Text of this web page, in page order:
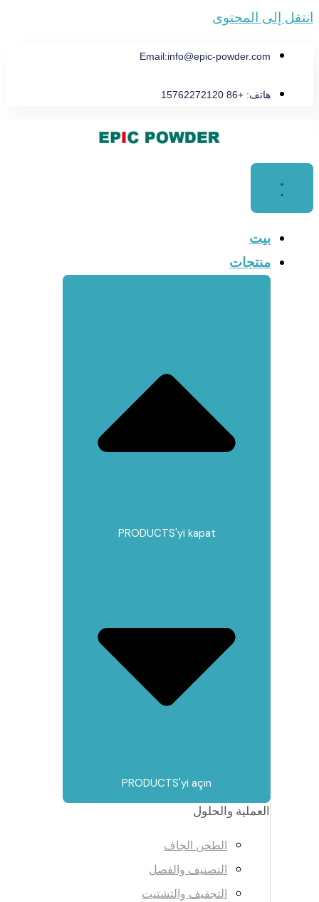
انتقل إلى المحتوى
Email:info@epic-powder.com
هاتف: +86 15762272120
بيت
منتجات
PRODUCTS'yi kapat
PRODUCTS'yi açın
العملية والحلول
الطحن الجاف
التصنيف والفصل
التجفيف والتشتيت